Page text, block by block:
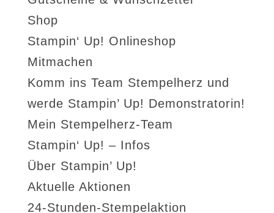
Shop
Stampin‘ Up! Onlineshop
Mitmachen
Komm ins Team Stempelherz und
werde Stampin’ Up! Demonstratorin!
Mein Stempelherz-Team
Stampin‘ Up! – Infos
Über Stampin’ Up!
Aktuelle Aktionen
24-Stunden-Stempelaktion